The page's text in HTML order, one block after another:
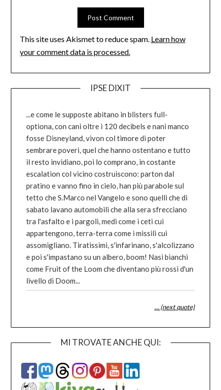
This site uses Akismet to reduce spam. Learn how
your comment data is processed.
IPSE DIXIT
...e come le supposte abitano in blisters full-
optiona, con cani oltre i 120 decibels e nani manco
fosse Disneyland, vivon col timore di poter
sembrare poveri, quel che hanno ostentano e tutto
il resto invidiano, poi lo comprano, in costante
escalation col vicino costruiscono: parton dal
pratino e vanno fino in cielo, han più parabole sul
tetto che S.Marco nel Vangelo e sono quelli che di
sabato lavano automobili che alla sera sfrecciano
tra l'asfalto e i pargoli, medi come i ceti cui
appartengono, terra-terra come i missili cui
assomigliano. Tiratissimi, s'infarinano, s'alcolizzano
e poi s'impastano su un albero, boom! Nasi bianchi
come Fruit of the Loom che diventano più rossi d'un
livello di Doom...
… (next quote)
MI TROVATE ANCHE QUI: